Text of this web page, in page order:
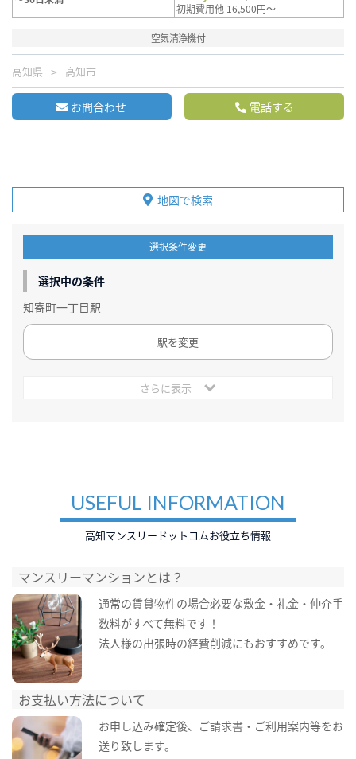
初期費用他 16,500円～
空気清浄機付
高知県 高知市
お問合わせ 電話する
地図で検索
選択条件変更
選択中の条件
知寄町一丁目駅
駅を変更
さらに表示
USEFUL INFORMATION
高知マンスリードットコムお役立ち情報
マンスリーマンションとは？
通常の賃貸物件の場合必要な敷金・礼金・仲介手
数料がすべて無料です！
法人様の出張時の経費削減にもおすすめです。
お支払い方法について
お申し込み確定後、ご請求書・ご利用案内等をお
送り致します。